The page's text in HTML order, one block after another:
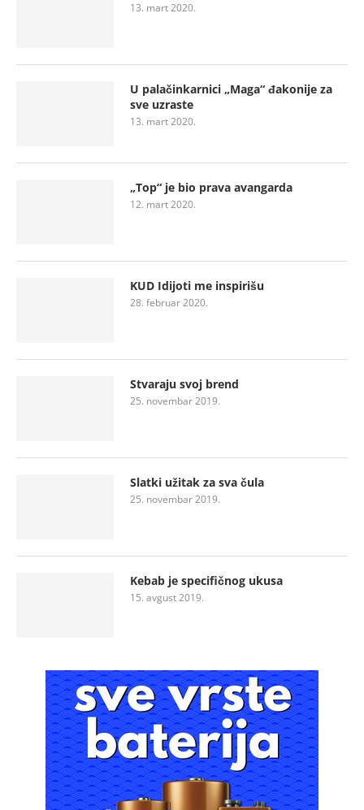
13. mart 2020.
U palačinkarnici „Maga“ đakonije za
sve uzraste
13. mart 2020.
„Top“ je bio prava avangarda
12. mart 2020.
KUD Idijoti me inspirišu
28. februar 2020.
Stvaraju svoj brend
25. novembar 2019.
Slatki užitak za sva čula
25. novembar 2019.
Kebab je specifičnog ukusa
15. avgust 2019.